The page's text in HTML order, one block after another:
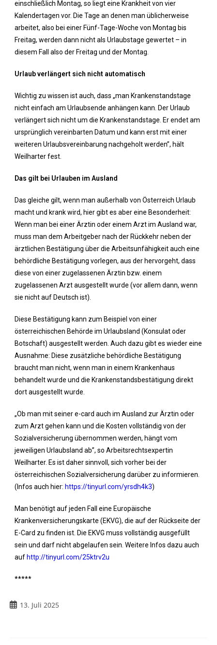
einschließlich Montag, so liegt eine Krankheit von vier
Kalendertagen vor. Die Tage an denen man üblicherweise
arbeitet, also bei einer Fünf-Tage-Woche von Montag bis
Freitag, werden dann nicht als Urlaubstage gewertet – in
diesem Fall also der Freitag und der Montag.
Urlaub verlängert sich nicht automatisch
Wichtig zu wissen ist auch, dass „man Krankenstandstage
nicht einfach am Urlaubsende anhängen kann. Der Urlaub
verlängert sich nicht um die Krankenstandstage. Er endet am
ursprünglich vereinbarten Datum und kann erst mit einer
weiteren Urlaubsvereinbarung nachgeholt werden”, hält
Weilharter fest.
Das gilt bei Urlauben im Ausland
Das gleiche gilt, wenn man außerhalb von Österreich Urlaub
macht und krank wird, hier gibt es aber eine Besonderheit:
Wenn man bei einer Ärztin oder einem Arzt im Ausland war,
muss man dem Arbeitgeber nach der Rückkehr neben der
ärztlichen Bestätigung über die Arbeitsunfähigkeit auch eine
behördliche Bestätigung vorlegen, aus der hervorgeht, dass
diese von einer zugelassenen Ärztin bzw. einem
zugelassenen Arzt ausgestellt wurde (vor allem dann, wenn
sie nicht auf Deutsch ist).
Diese Bestätigung kann zum Beispiel von einer
österreichischen Behörde im Urlaubsland (Konsulat oder
Botschaft) ausgestellt werden. Auch dazu gibt es wieder eine
Ausnahme: Diese zusätzliche behördliche Bestätigung
braucht man nicht, wenn man in einem Krankenhaus
behandelt wurde und die Krankenstandsbestätigung direkt
dort ausgestellt wurde.
„Ob man mit seiner e-card auch im Ausland zur Ärztin oder
zum Arzt gehen kann und die Kosten vollständig von der
Sozialversicherung übernommen werden, hängt vom
jeweiligen Urlaubsland ab”, so Arbeitsrechtsexpertin
Weilharter. Es ist daher sinnvoll, sich vorher bei der
österreichischen Sozialversicherung darüber zu informieren.
(Infos auch hier: https://tinyurl.com/yrsdh4k3)
Man benötigt auf jeden Fall eine Europäische
Krankenversicherungskarte (EKVG), die auf der Rückseite der
E-Card zu finden ist. Die EKVG muss vollständig ausgefüllt
sein und darf nicht abgelaufen sein. Weitere Infos dazu auch
auf http://tinyurl.com/25ktrv2u
*****
13. Juli 2025